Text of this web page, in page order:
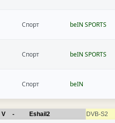
Спорт beIN SPORTS
Спорт beIN SPORTS
Спорт beIN
V - Eshail2 DVB-S2